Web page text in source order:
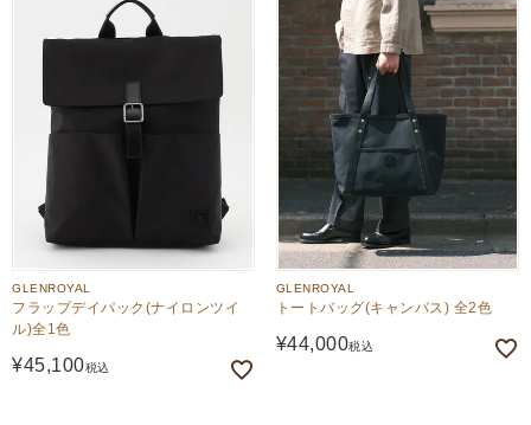
GLENROYAL
フラップデイパック(ナイロンツイ
ル)全1色
¥45,100税込
GLENROYAL
トートバッグ(キャンバス) 全2色
¥44,000税込